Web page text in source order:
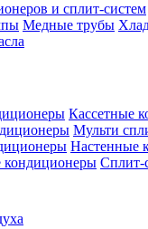
и сплит-систем
Медные трубы
Кассетные
Мульти
Настенные
Сплит-